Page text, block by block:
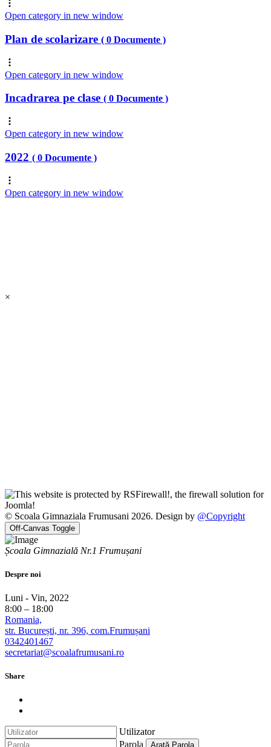
Open category in new window
Plan de scolarizare ( 0 Documente )
Open category in new window
Incadrarea pe clase ( 0 Documente )
Open category in new window
2022 ( 0 Documente )
Open category in new window
×
© Scoala Gimnaziala Frumusani 2026. Design by @Copyright
Off-Canvas Toggle
Școala Gimnazială Nr.1 Frumușani
Despre noi
Luni - Vin, 2022
8:00 – 18:00
Romania,
str. București, nr. 396, com.Frumușani
0342401467
secretariat@scoalafrumusani.ro
Share
Utilizator
Parola
Arată Parola